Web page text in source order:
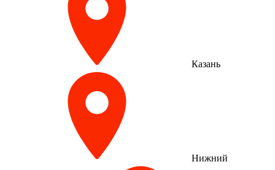
Казань
Нижний